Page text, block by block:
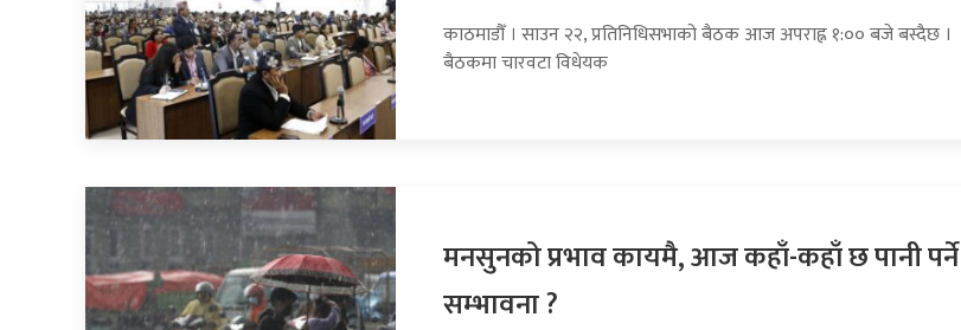
काठमाडौँ । साउन २२, प्रतिनिधिसभाको बैठक आज अपराह्न १:०० बजे बस्दैछ ।
बैठकमा चारवटा विधेयक
मनसुनको प्रभाव कायमै, आज कहाँ-कहाँ छ पानी पर्ने
सम्भावना ?